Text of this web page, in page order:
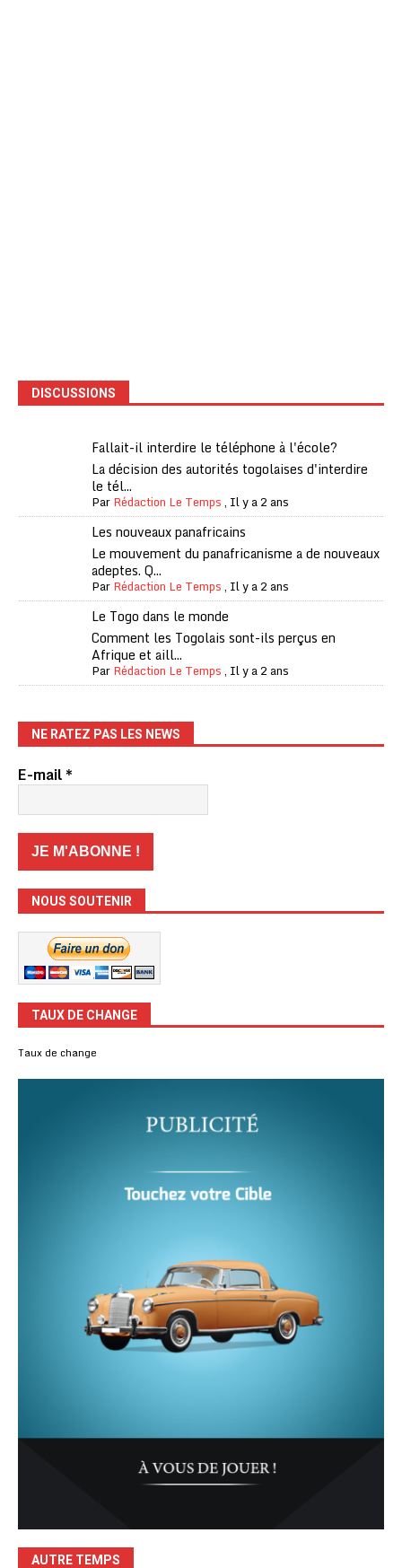
DISCUSSIONS
Fallait-il interdire le téléphone à l'école?
La décision des autorités togolaises d'interdire
le tél...
ParRédaction Le Temps, Il y a 2 ans
Les nouveaux panafricains
Le mouvement du panafricanisme a de nouveaux
adeptes. Q...
ParRédaction Le Temps, Il y a 2 ans
Le Togo dans le monde
Comment les Togolais sont-ils perçus en
Afrique et aill...
ParRédaction Le Temps, Il y a 2 ans
NE RATEZ PAS LES NEWS
E-mail*
NOUS SOUTENIR
TAUX DE CHANGE
Taux de change
AUTRE TEMPS